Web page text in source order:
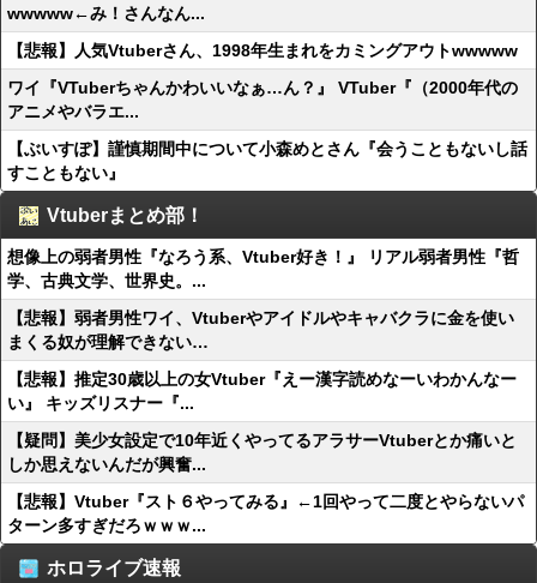
wwwww←み！さんなん...
【悲報】人気Vtuberさん、1998年生まれをカミングアウトwwwww
ワイ『VTuberちゃんかわいいなぁ…ん？』 VTuber『（2000年代の
アニメやバラエ...
【ぶいすぽ】謹慎期間中について小森めとさん『会うこともないし話
すこともない』
Vtuberまとめ部！
想像上の弱者男性『なろう系、Vtuber好き！』 リアル弱者男性『哲
学、古典文学、世界史。...
【悲報】弱者男性ワイ、Vtuberやアイドルやキャバクラに金を使い
まくる奴が理解できない…
【悲報】推定30歳以上の女Vtuber『えー漢字読めなーいわかんなー
い』 キッズリスナー『...
【疑問】美少女設定で10年近くやってるアラサーVtuberとか痛いと
しか思えないんだが興奮...
【悲報】Vtuber『スト６やってみる』←1回やって二度とやらないパ
ターン多すぎだろｗｗｗ...
ホロライブ速報